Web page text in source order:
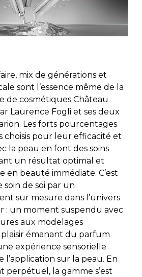
mix de générations et
sont l’essence même de la
de cosmétiques Château
Laurence Fogli et ses deux
Les forts pourcentages
choisis pour leur efficacité et
la peau en font des soins
un résultat optimal et
en beauté immédiate. C’est
soin de soi par un
sur mesure dans l’univers
: un moment suspendu avec
aux modelages
émanant du parfum
expérience sensorielle
l’application sur la peau. En
perpétuel, la gamme s’est